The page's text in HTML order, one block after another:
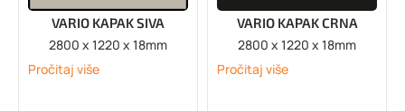
VARIO KAPAK SIVA
2800 x 1220 x 18mm
Pročitaj više
VARIO KAPAK CRNA
2800 x 1220 x 18mm
Pročitaj više